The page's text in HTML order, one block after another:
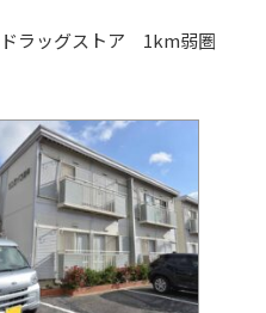
ドラッグストア 1km弱圏